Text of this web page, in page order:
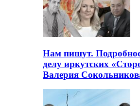
Нам пишут.
делу иркутских
Валерия